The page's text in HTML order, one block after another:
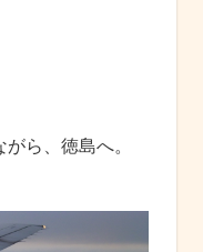
ら、徳島へ。